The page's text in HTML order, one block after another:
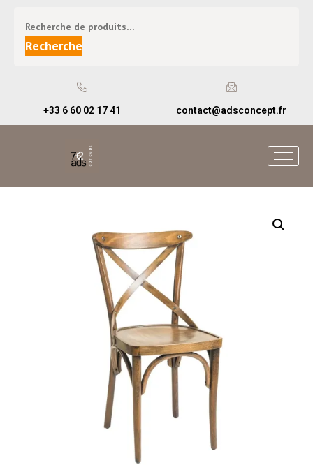
Recherche
+33 6 60 02 17 41 contact@adsconcept.fr